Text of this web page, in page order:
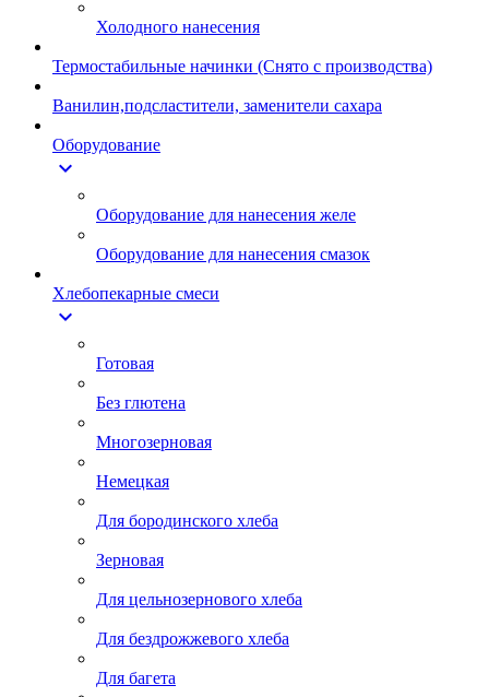
Холодного нанесения
Термостабильные начинки (Снято с производства)
Ванилин,подсластители, заменители сахара
Оборудование
expand_more
Оборудование для нанесения желе
Оборудование для нанесения смазок
Хлебопекарные смеси
expand_more
Готовая
Без глютена
Многозерновая
Немецкая
Для бородинского хлеба
Зерновая
Для цельнозернового хлеба
Для бездрожжевого хлеба
Для багета